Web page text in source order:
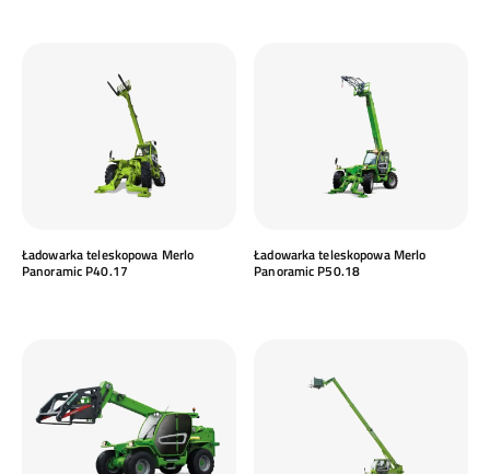
Ładowarka teleskopowa Merlo
Panoramic P40.17
Ładowarka teleskopowa Merlo
Panoramic P50.18